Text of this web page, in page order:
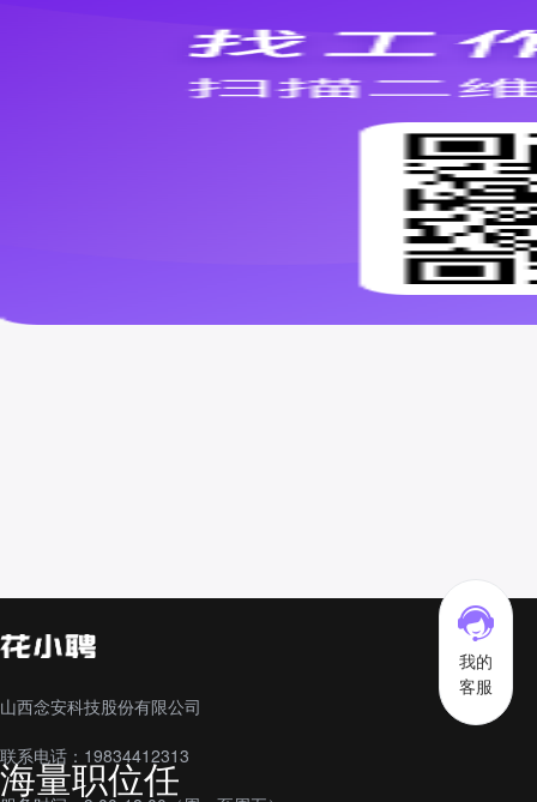
我的
客服
海量职位任
山西念安科技股份有限公司
联系电话：19834412313